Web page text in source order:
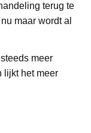
terug te
maar wordt al
meer
lijkt het meer